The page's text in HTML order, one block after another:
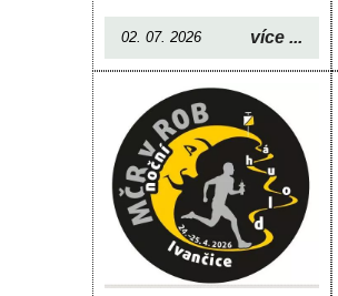
02. 07. 2026 více ...